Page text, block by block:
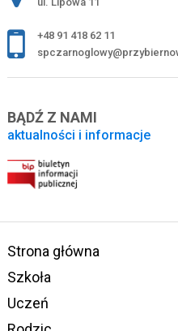
+48 91 418 62 11
BĄDŹ Z NAMI
aktualności i informacje
Strona główna
Szkoła
Uczeń